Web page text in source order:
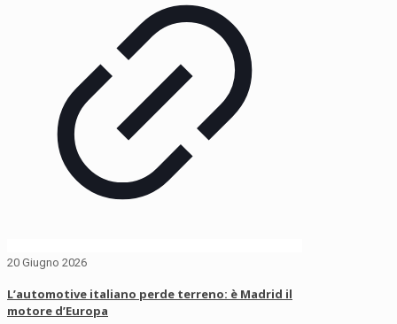
20 Giugno 2026
L’automotive italiano perde terreno: è Madrid il
motore d’Europa